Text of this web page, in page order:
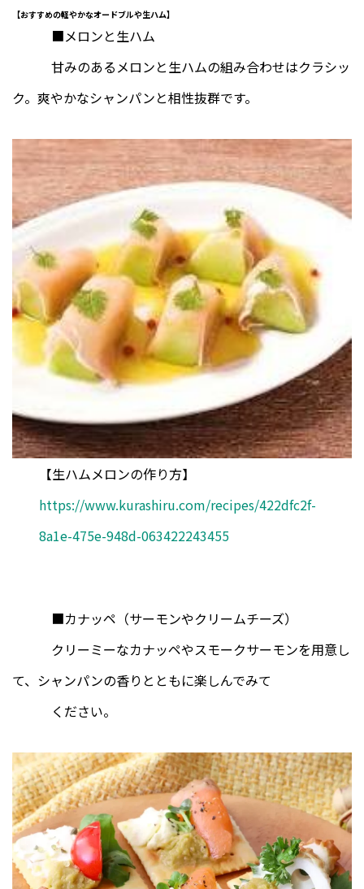
【おすすめの軽やかなオードブルや生ハム】
■メロンと生ハム
甘みのあるメロンと生ハムの組み合わせはクラシッ
ク。爽やかなシャンパンと相性抜群です。
【生ハムメロンの作り方】
https://www.kurashiru.com/recipes/422dfc2f-
8a1e-475e-948d-063422243455
■カナッペ（サーモンやクリームチーズ）
クリーミーなカナッペやスモークサーモンを用意し
て、シャンパンの香りとともに楽しんでみて
ください。